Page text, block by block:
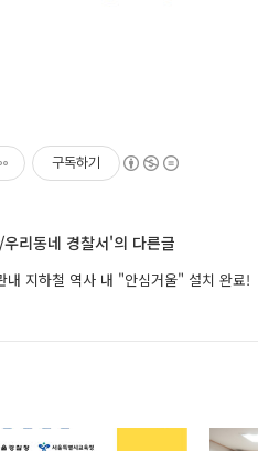
구독하기
리동네 경찰서'의 다른글
내 지하철 역사 내 "안심거울" 설치 완료!